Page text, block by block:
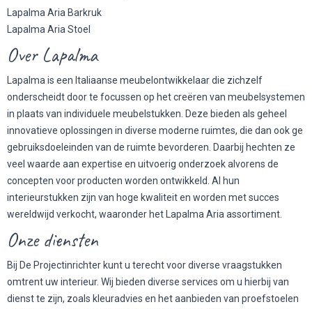
Lapalma Aria Barkruk
Lapalma Aria Stoel
Over Lapalma
Lapalma is een Italiaanse meubelontwikkelaar die zichzelf
onderscheidt door te focussen op het creëren van meubelsystemen
in plaats van individuele meubelstukken. Deze bieden als geheel
innovatieve oplossingen in diverse moderne ruimtes, die dan ook ge
gebruiksdoeleinden van de ruimte bevorderen. Daarbij hechten ze
veel waarde aan expertise en uitvoerig onderzoek alvorens de
concepten voor producten worden ontwikkeld. Al hun
interieurstukken zijn van hoge kwaliteit en worden met succes
wereldwijd verkocht, waaronder het Lapalma Aria assortiment.
Onze diensten
Bij De Projectinrichter kunt u terecht voor diverse vraagstukken
omtrent uw interieur. Wij bieden diverse services om u hierbij van
dienst te zijn, zoals kleuradvies en het aanbieden van proefstoelen